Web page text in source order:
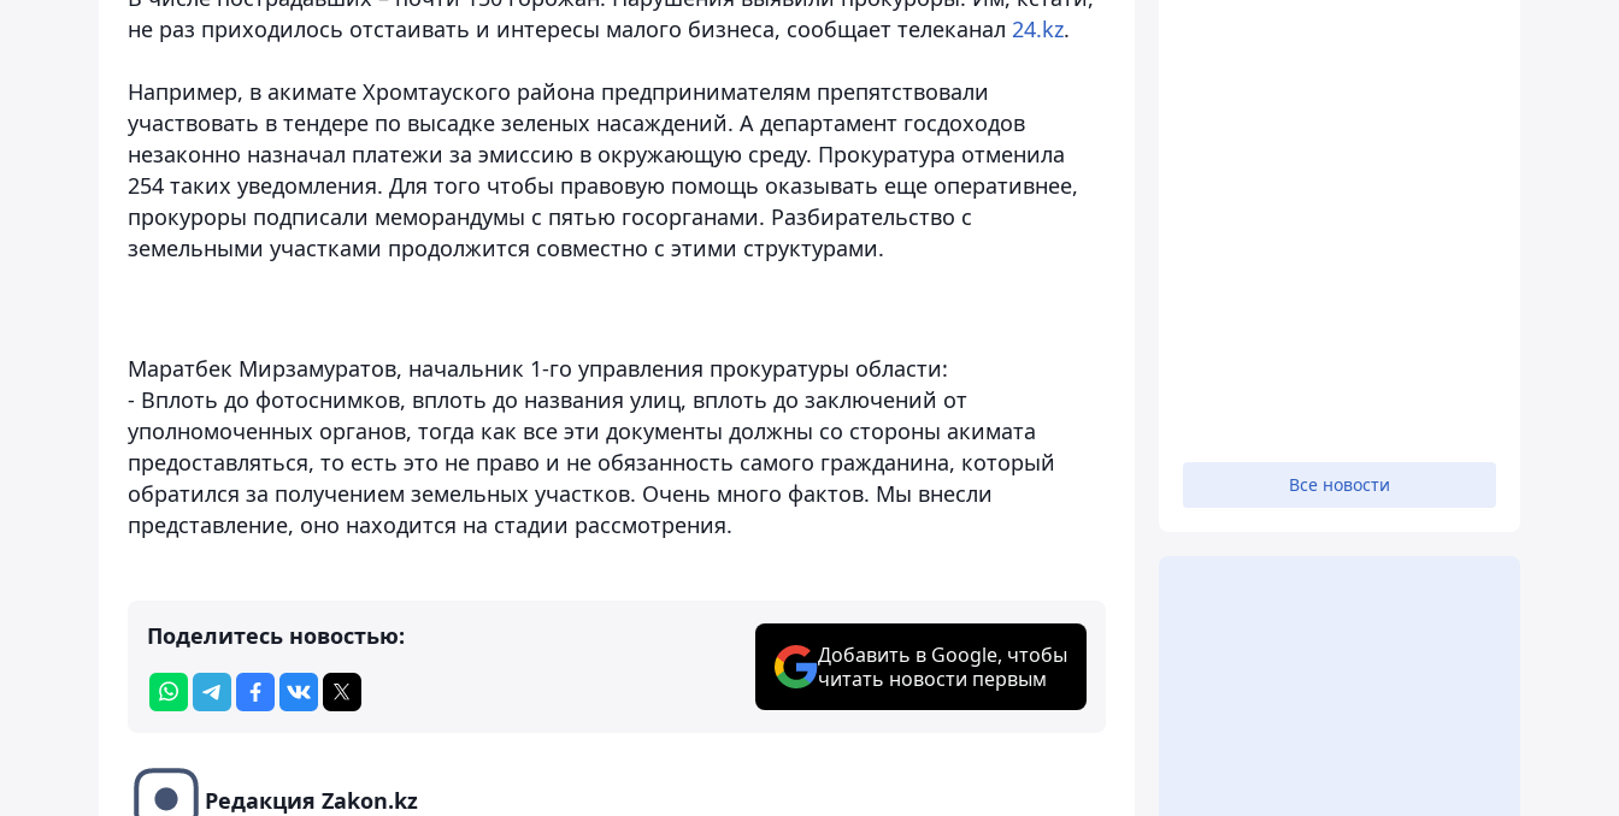
не раз приходилось отстаивать и интересы малого бизнеса, сообщает телеканал 24.kz.
Например, в акимате Хромтауского района предпринимателям препятствовали
участвовать в тендере по высадке зеленых насаждений. А департамент госдоходов
незаконно назначал платежи за эмиссию в окружающую среду. Прокуратура отменила
254 таких уведомления. Для того чтобы правовую помощь оказывать еще оперативнее,
прокуроры подписали меморандумы с пятью госорганами. Разбирательство с
земельными участками продолжится совместно с этими структурами.
Маратбек Мирзамуратов, начальник 1-го управления прокуратуры области:
- Вплоть до фотоснимков, вплоть до названия улиц, вплоть до заключений от
уполномоченных органов, тогда как все эти документы должны со стороны акимата
предоставляться, то есть это не право и не обязанность самого гражданина, который
обратился за получением земельных участков. Очень много фактов. Мы внесли
представление, оно находится на стадии рассмотрения.
Поделитесь новостью:
Добавить в Google, чтобы
читать новости первым
Редакция Zakon.kz
Все новости